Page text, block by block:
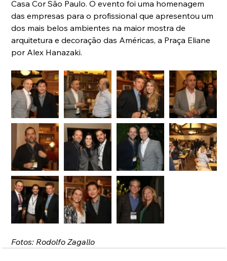
Casa Cor São Paulo. O evento foi uma homenagem
das empresas para o profissional que apresentou um
dos mais belos ambientes na maior mostra de
arquitetura e decoração das Américas, a Praça Eliane
por Alex Hanazaki.
Fotos: Rodolfo Zagallo